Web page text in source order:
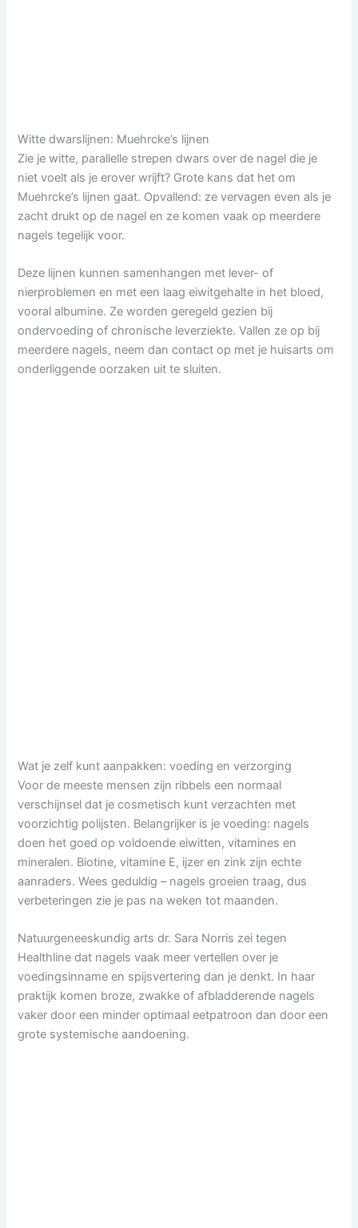
Witte dwarslijnen: Muehrcke’s lijnen
Zie je witte, parallelle strepen dwars over de nagel die je
niet voelt als je erover wrijft? Grote kans dat het om
Muehrcke’s lijnen gaat. Opvallend: ze vervagen even als je
zacht drukt op de nagel en ze komen vaak op meerdere
nagels tegelijk voor.
Deze lijnen kunnen samenhangen met lever- of
nierproblemen en met een laag eiwitgehalte in het bloed,
vooral albumine. Ze worden geregeld gezien bij
ondervoeding of chronische leverziekte. Vallen ze op bij
meerdere nagels, neem dan contact op met je huisarts om
onderliggende oorzaken uit te sluiten.
Wat je zelf kunt aanpakken: voeding en verzorging
Voor de meeste mensen zijn ribbels een normaal
verschijnsel dat je cosmetisch kunt verzachten met
voorzichtig polijsten. Belangrijker is je voeding: nagels
doen het goed op voldoende eiwitten, vitamines en
mineralen. Biotine, vitamine E, ijzer en zink zijn echte
aanraders. Wees geduldig – nagels groeien traag, dus
verbeteringen zie je pas na weken tot maanden.
Natuurgeneeskundig arts dr. Sara Norris zei tegen
Healthline dat nagels vaak meer vertellen over je
voedingsinname en spijsvertering dan je denkt. In haar
praktijk komen broze, zwakke of afbladderende nagels
vaker door een minder optimaal eetpatroon dan door een
grote systemische aandoening.